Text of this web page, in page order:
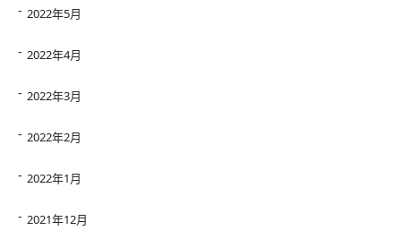
2022年5月
2022年4月
2022年3月
2022年2月
2022年1月
2021年12月